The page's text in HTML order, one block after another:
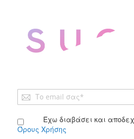
Εγγραφή
στο
Δελτίο: Έχω διαβάσει και
Όρους Χρήσης